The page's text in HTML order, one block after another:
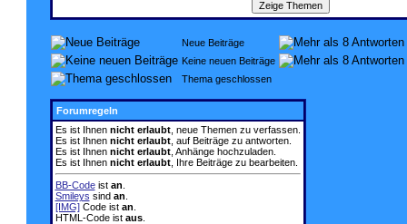
Neue Beiträge
Keine neuen Beiträge
Thema geschlossen
Forumregeln
Es ist Ihnen nicht erlaubt, neue Themen zu verfassen.
Es ist Ihnen nicht erlaubt, auf Beiträge zu antworten.
Es ist Ihnen nicht erlaubt, Anhänge hochzuladen.
Es ist Ihnen nicht erlaubt, Ihre Beiträge zu bearbeiten.
BB-Codeist an
Smileys sind an
[IMG]Code ist an
HTML-Code ist aus.